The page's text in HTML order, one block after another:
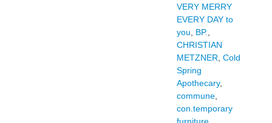
VERY MERRY
EVERY DAY to
you, BP.,
CHRISTIAN
METZNER, Cold
Spring
Apothecary,
commune,
con.temporary